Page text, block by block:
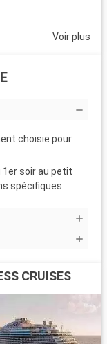
Voir plus
choisie pour
1er soir au petit
spécifiques
CRUISES